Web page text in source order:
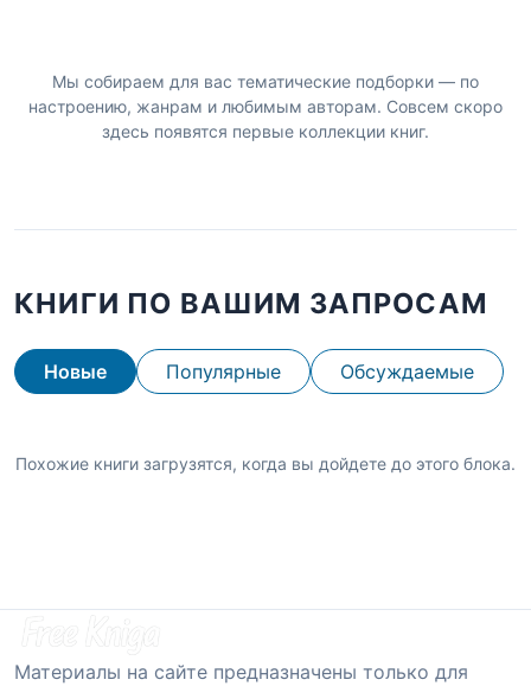
Мы собираем для вас тематические подборки — по
настроению, жанрам и любимым авторам. Совсем скоро
здесь появятся первые коллекции книг.
КНИГИ ПО ВАШИМ ЗАПРОСАМ
Новые Популярные Обсуждаемые
Похожие книги загрузятся, когда вы дойдете до этого блока.
Материалы на сайте предназначены только для